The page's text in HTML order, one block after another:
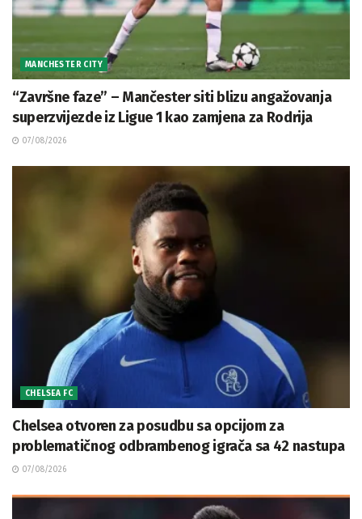
MANCHESTER CITY
“Završne faze” – Mančester siti blizu angažovanja
superzvijezde iz Ligue 1 kao zamjena za Rodrija
07/08/2026
CHELSEA FC
Chelsea otvoren za posudbu sa opcijom za
problematičnog odbrambenog igrača sa 42 nastupa
07/08/2026